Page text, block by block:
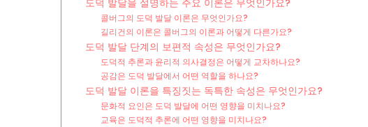
도덕 발달을 설명하는 주요 이론은 무엇인가요?
콜버그의 도덕 발달 이론은 무엇인가요?
길리건의 이론은 콜버그의 이론과 어떻게 다른가요?
도덕 발달 단계의 보편적 속성은 무엇인가요?
도덕적 추론과 윤리적 의사결정은 어떻게 교차하나요?
공감은 도덕 발달에서 어떤 역할을 하나요?
도덕 발달 이론을 특징짓는 독특한 속성은 무엇인가요?
문화적 요인은 도덕 발달에 어떤 영향을 미치나요?
교육은 도덕적 추론에 어떤 영향을 미치나요?